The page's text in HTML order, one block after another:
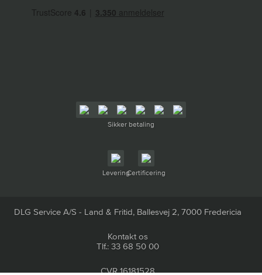
Sikker betaling
LeveringCertificering
DLG Service A/S - Land & Fritid, Ballesvej 2, 7000 Fredericia
Kontakt os
Tlf.: 33 68 50 00
CVR 16181528